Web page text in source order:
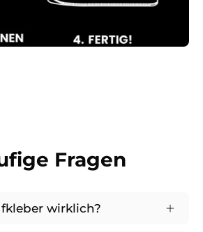
Fragen
wirklich?